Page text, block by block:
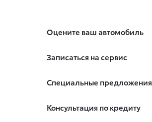
Оцените ваш автомобиль
Записаться на сервис
Специальные предложения
Консультация по кредиту